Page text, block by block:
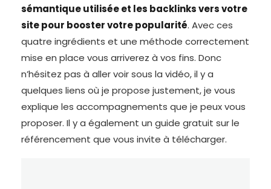
sémantique utilisée et les backlinks vers votre
site pour booster votre popularité. Avec ces
quatre ingrédients et une méthode correctement
mise en place vous arriverez à vos fins. Donc
n’hésitez pas à aller voir sous la vidéo, il y a
quelques liens où je propose justement, je vous
explique les accompagnements que je peux vous
proposer. Il y a également un guide gratuit sur le
référencement que vous invite à télécharger.